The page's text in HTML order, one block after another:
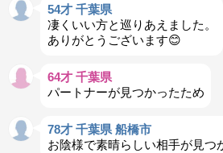
54才 千葉県
凄くいい方と巡りあえました。
ありがとうございます😊
64才 千葉県
パートナーが見つかったため
78才 千葉県 船橋市
お陰様で素晴らしい相手が見つ